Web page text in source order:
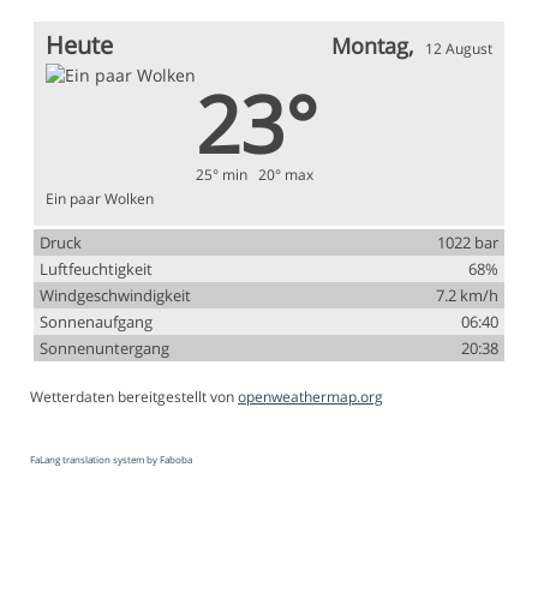
Heute Montag, 12 August
23°
25° min 20° max
Ein paar Wolken
Druck
1022 bar
Luftfeuchtigkeit
68%
Windgeschwindigkeit
7.2 km/h
Sonnenaufgang
06:40
Sonnenuntergang
20:38
Wetterdaten bereitgestellt vonopenweathermap.org
FaLang translation system by Faboba